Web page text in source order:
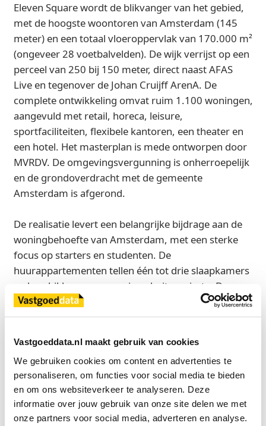
Vastgoeddata.nl maakt gebruik van cookies
We gebruiken cookies om content en advertenties te
personaliseren, om functies voor social media te bieden
en om ons websiteverkeer te analyseren. Deze
informatie over jouw gebruik van onze site delen we met
onze partners voor social media, adverteren en analyse.
Eleven Square wordt de blikvanger van het gebied,
met de hoogste woontoren van Amsterdam (145
meter) en een totaal vloeroppervlak van 170.000 m²
(ongeveer 28 voetbalvelden). De wijk verrijst op een
perceel van 250 bij 150 meter, direct naast AFAS
Live en tegenover de Johan Cruijff ArenA. De
complete ontwikkeling omvat ruim 1.100 woningen,
aangevuld met retail, horeca, leisure,
sportfaciliteiten, flexibele kantoren, een theater en
een hotel. Het masterplan is mede ontworpen door
MVRDV. De omgevingsvergunning is onherroepelijk
en de grondoverdracht met de gemeente
Amsterdam is afgerond.
De realisatie levert een belangrijke bijdrage aan de
woningbehoefte van Amsterdam, met een sterke
focus op starters en studenten. De
huurappartementen tellen één tot drie slaapkamers
en beschikken over een eigen buitenruimte. De
studentenstudio’s zijn volledig zelfstandig en hebben
toegang tot gemeenschappelijke buitenruimtes,
een sport court. De bouw van de eerste twee
deelplannen – 933 huurappartementen en 187
koopappartementen – start naar verwachting in het
tweede kwartaal van 2026. De oplevering staat
gepland voor 2029. Daarna volgen onder meer het